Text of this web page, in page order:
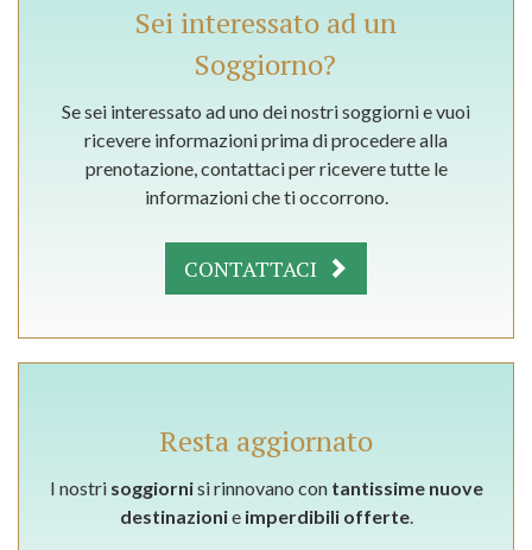
Sei interessato ad un
Soggiorno?
Se sei interessato ad uno dei nostri soggiorni e vuoi
ricevere informazioni prima di procedere alla
prenotazione, contattaci per ricevere tutte le
informazioni che ti occorrono.
CONTATTACI
Resta aggiornato
I nostri soggiornisi rinnovano con tantissime nuove
destinazionie imperdibili offerte.